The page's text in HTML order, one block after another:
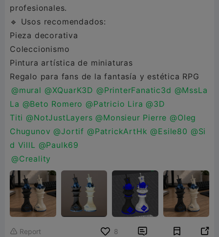
profesionales.
🔹 Usos recomendados:
Pieza decorativa
Coleccionismo
Pintura artística de miniaturas
@mural @XQuarK3D @PrinterFanatic3d @MssLa
La @Beto Romero @Patricio Lira @3D
Titi @NotJustLayers @Monsieur Pierre @Oleg
Chugunov @Jortif @PatrickArtHk @Esile80 @Si
d VillL @Paulk69
@Creality
 Report 8  